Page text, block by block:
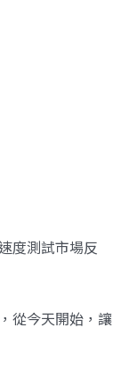
度測試市場反
從今天開始，讓